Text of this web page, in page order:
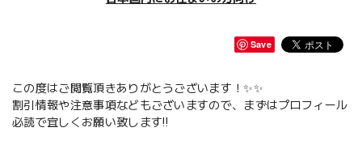
Save
この度はご閲覧頂きありがとうございます！✨✨
割引情報や注意事項などもございますので、まずはプロフィール
必読で宜しくお願い致します‼️